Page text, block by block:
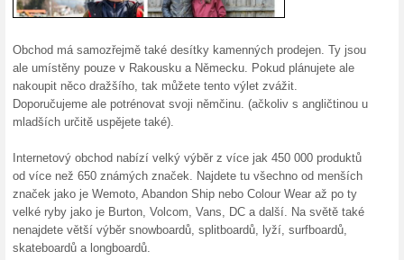
sledování zásilky kdykoli
balíčku vám bude, spolu s
zásilky. Tyto informace
objednávku.
Dárkové poukazy na